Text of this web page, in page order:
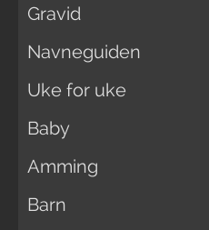
Gravid
Navneguiden
Uke for uke
Baby
Amming
Barn